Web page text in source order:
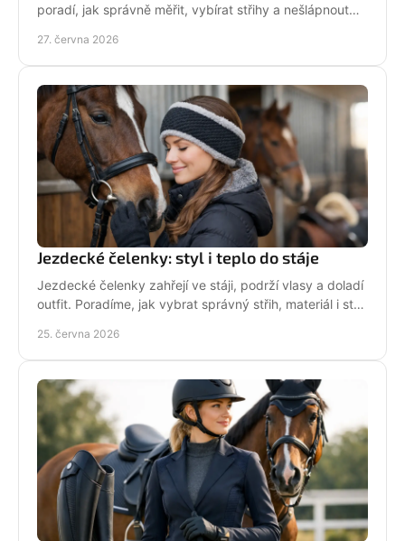
poradí, jak správně měřit, vybírat střihy a nešlápnout
27. června 2026
Jezdecké čelenky: styl i teplo do stáje
Jezdecké čelenky zahřejí ve stáji, podrží vlasy a doladí
outfit. Poradíme, jak vybrat správný střih, materiál i styl
25. června 2026